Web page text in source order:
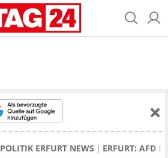
POLITIK ERFURT NEWS ERFURT: AFD